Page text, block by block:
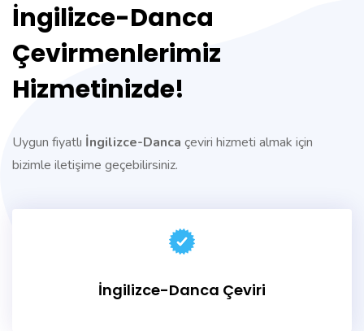
İngilizce-Danca
Çevirmenlerimiz
Hizmetinizde!
Uygun fiyatlı İngilizce-Danca çeviri hizmeti almak için
bizimle iletişime geçebilirsiniz.
İngilizce-Danca Çeviri